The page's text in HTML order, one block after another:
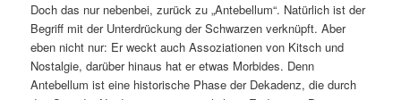
Doch das nur nebenbei, zurück zu „Antebellum“. Natürlich ist der
Begriff mit der Unterdrückung der Schwarzen verknüpft. Aber
eben nicht nur: Er weckt auch Assoziationen von Kitsch und
Nostalgie, darüber hinaus hat er etwas Morbides. Denn
Antebellum ist eine historische Phase der Dekadenz, die durch